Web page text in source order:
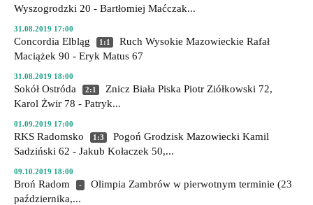
Wyszogrodzki 20 - Bartłomiej Maćczak...
31.08.2019 17:00
Concordia Elbląg 1:1 Ruch Wysokie Mazowieckie Rafał
Maciążek 90 - Eryk Matus 67
31.08.2019 18:00
Sokół Ostróda 2:1 Znicz Biała Piska Piotr Ziółkowski 72,
Karol Żwir 78 - Patryk...
01.09.2019 17:00
RKS Radomsko 1:3 Pogoń Grodzisk Mazowiecki Kamil
Sadziński 62 - Jakub Kołaczek 50,...
09.10.2019 18:00
Broń Radom - Olimpia Zambrów w pierwotnym terminie (23
października,...